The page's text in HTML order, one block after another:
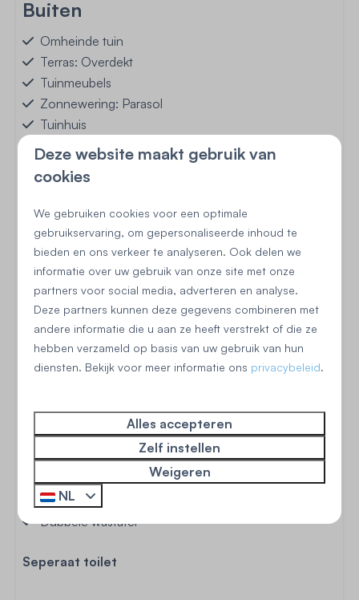
Buiten
Omheinde tuin
Terras: Overdekt
Tuinmeubels
Zonnewering: Parasol
Tuinhuis
Begane grond
Keuken
Vaatwasser
Oven: Heteluchtoven
Koelkast: Met vriesvak
Gasfornuis: 5-pits
Filter koffieapparaat
Elektrische waterkoker
Broodrooster
Douche
Dubbele wastafel
Seperaat toilet
Deze website maakt gebruik van
cookies
We gebruiken cookies voor een optimale
gebruikservaring, om gepersonaliseerde inhoud te
bieden en ons verkeer te analyseren. Ook delen we
informatie over uw gebruik van onze site met onze
partners voor social media, adverteren en analyse.
Deze partners kunnen deze gegevens combineren met
andere informatie die u aan ze heeft verstrekt of die ze
hebben verzameld op basis van uw gebruik van hun
diensten. Bekijk voor meer informatie ons privacybeleid.
Alles accepteren
Zelf instellen
Weigeren
NL